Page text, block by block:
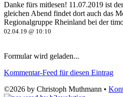
Danke fürs mitlesen! 11.07.2019 ist
gleichen Abend findet dort auch das
Regionalgruppe Rheinland bei der
02.04.19 @ 10:10
Formular wird geladen...
Kommentar-Feed für diesen Eintrag
©2026 by Christoph Muthmann •